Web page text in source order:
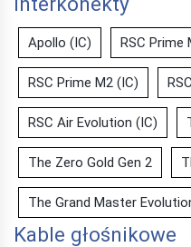
Apollo (IC) RSC Prime
RSC Prime M2 (IC)
RSC Air Evolution (IC)
The Zero Gold Gen 2
The Grand Master
Kable głośnikowe